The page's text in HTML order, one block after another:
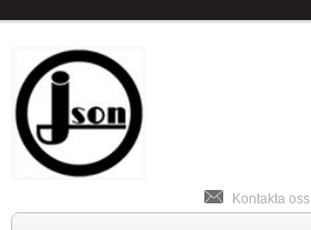
Kontakta oss